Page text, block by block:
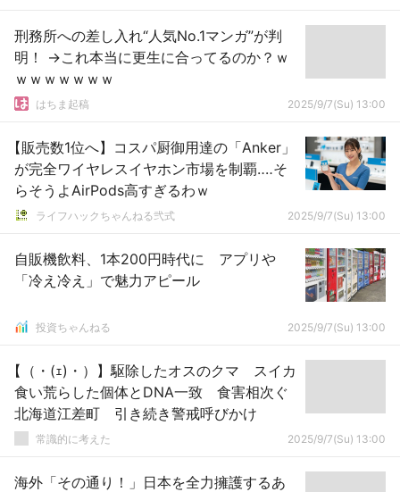
刑務所への差し入れ“人気No.1マンガ”が判
明！ →これ本当に更生に合ってるのか？ｗ
ｗｗｗｗｗｗｗ
はちま起稿 2025/9/7(Su) 13:00
【販売数1位へ】コスパ厨御用達の「Anker」
が完全ワイヤレスイヤホン市場を制覇‥‥そ
らそうよAirPods高すぎるわｗ
ライフハックちゃんねる弐式 2025/9/7(Su) 13:00
自販機飲料、1本200円時代に アプリや
「冷え冷え」で魅力アピール
投資ちゃんねる 2025/9/7(Su) 13:00
【（・(ｪ)・）】駆除したオスのクマ スイカ
食い荒らした個体とDNA一致 食害相次ぐ
北海道江差町 引き続き警戒呼びかけ
常識的に考えた 2025/9/7(Su) 13:00
海外「その通り！」日本を全力擁護するあ